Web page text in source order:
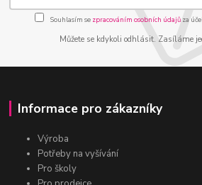
Souhlasím se zpracováním osobních údajůza
Můžete se kdykoli odhlásit. Zasíláme
Informace pro zákazníky
Výroba
Potřeby na vyšívání
Pro školy